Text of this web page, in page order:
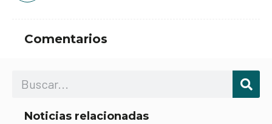
Comentarios
Noticias relacionadas